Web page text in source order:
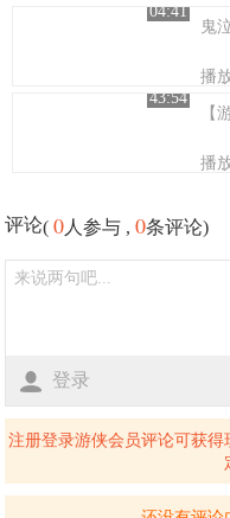
04:41
鬼
播
43:54
播
评论(0 人参与 ,0条评论)
登录
注册登录游侠会员评论可获